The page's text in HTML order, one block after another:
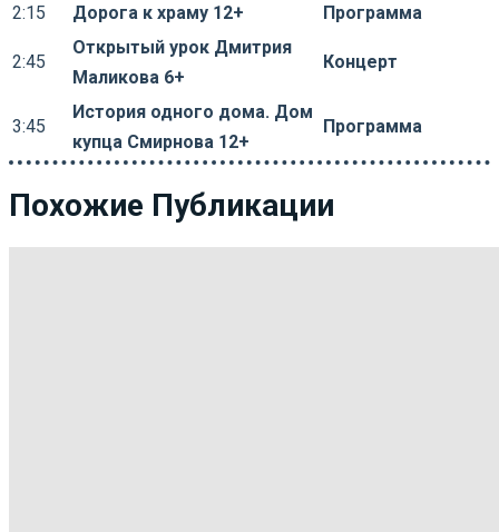
2:15
Дорога к храму 12+ Программа
2:45
Открытый урок Дмитрия
Маликова 6+
Концерт
3:45
История одного дома. Дом
купца Смирнова 12+
Программа
Похожие Публикации